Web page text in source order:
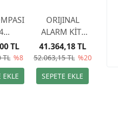
TL %8
TL
ORIJINAL
ALARM KİTİ
969020
52.063,15 TL %20
41.364,18 TL